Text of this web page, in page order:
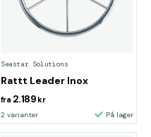
Seastar Solutions
Rattt Leader Inox
fra 2.189 kr
2 varianter På lager